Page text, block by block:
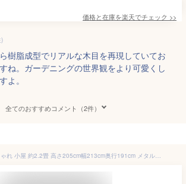
価格と在庫を楽天でチェック >>
樹脂成型でリアルな木目を再現していてお
ね。ガーデニングの世界観をより可愛くし
よ。
全てのおすすめコメント（2件）
物置 屋外 おしゃれ 小屋 約2.2畳 高さ205cm幅213cm奥行191cm メタルシェッド 003 ライトグリーン＆ベージュ 大型 収納庫 ベランダ収納庫 スチール物置 ガーデン 自転車 倉庫 大型物置 庭 ガーデニング 収納